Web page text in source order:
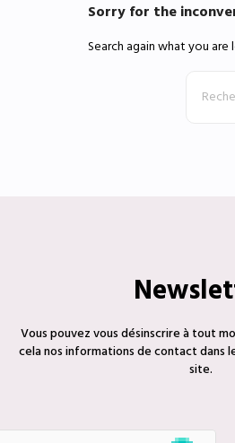
Sorry for the
Search again what you
Vous pouvez vous désinscrire à tout
cela nos informations de contact dans
site.